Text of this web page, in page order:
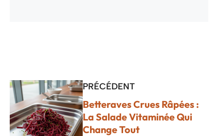
PRÉCÉDENT
Betteraves Crues Râpées :
La Salade Vitaminée Qui
Change Tout